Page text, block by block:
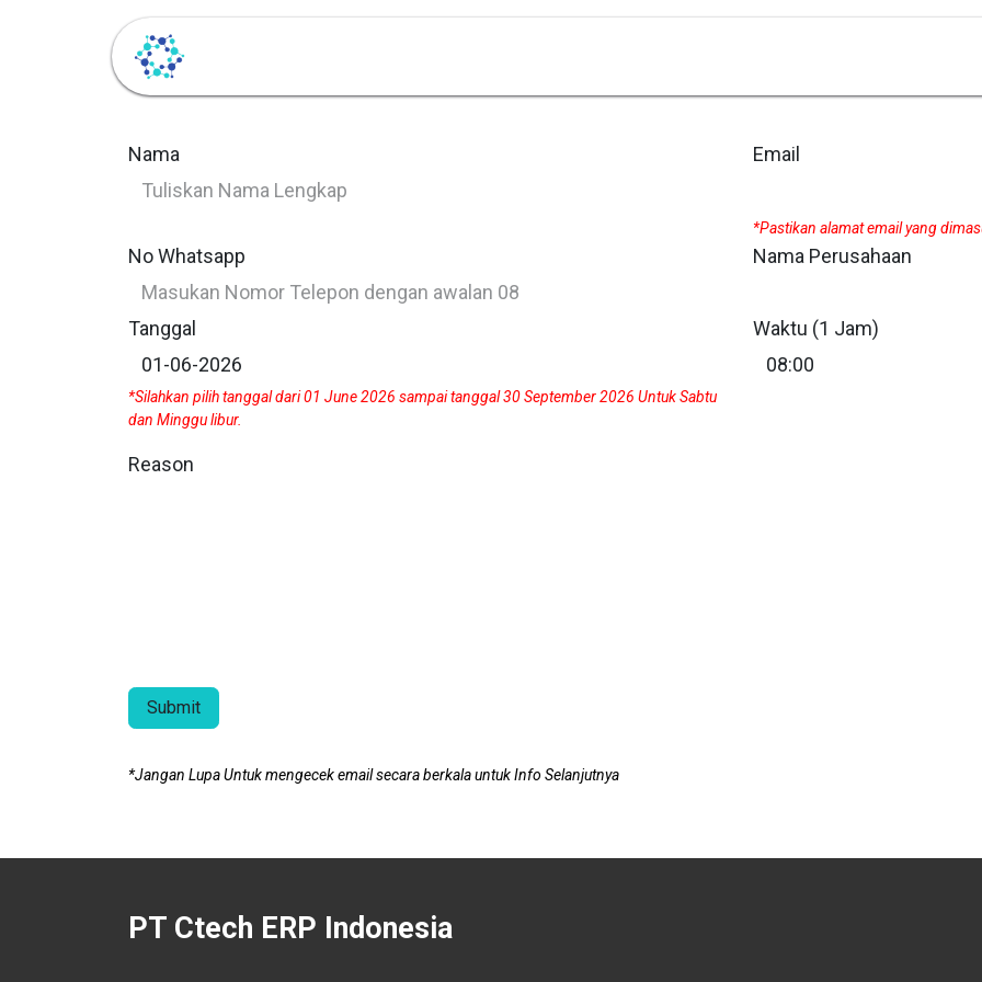
Nama Email
*Pastikan alamat email yang
No Whatsapp Nama Perusahaan
Tanggal
*Silahkan pilih tanggal dari 01 June 2026 sampai tanggal 30 September 2026 Untuk Sabtu
dan Minggu libur.
Waktu (1 Jam)
Reason
Submit
*Jangan Lupa Untuk mengecek email secara berkala untuk Info Selanjutnya
PT Ctech ERP Indonesia